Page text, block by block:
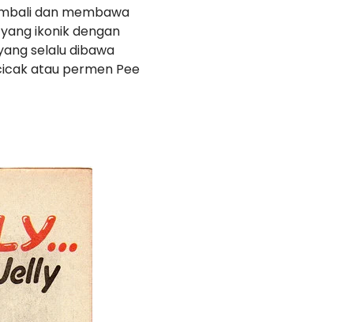
dan membawa
ikonik dengan
selalu dibawa
atau permen Pee